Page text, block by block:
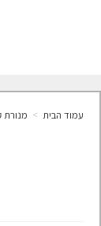
עמוד הבית > מנורת